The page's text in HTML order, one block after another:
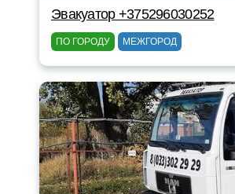
Эвакуатор +375296030252
ПО ГОРОДУ МЕЖГОРОД